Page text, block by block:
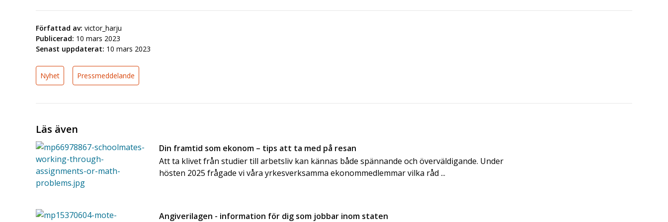
Författad av: victor_harju
Publicerad: 10 mars 2023
Senast uppdaterat: 10 mars 2023
Nyhet Pressmeddelande
Läs även
Din framtid som ekonom – tips att ta med på resan
Att ta klivet från studier till arbetsliv kan kännas både spännande och överväldigande. Under
hösten 2025 frågade vi våra yrkesverksamma ekonommedlemmar vilka råd ...
Angiverilagen - information för dig som jobbar inom staten